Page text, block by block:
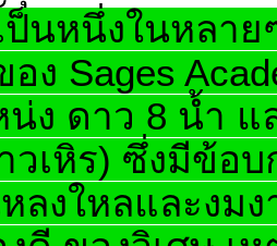
ป็นหนึ่งในหลา
ง Sages
ง ดาว 8 น้ำ แ
วเหิร) ซึ่งมีข้อ
ลงใหลและงม